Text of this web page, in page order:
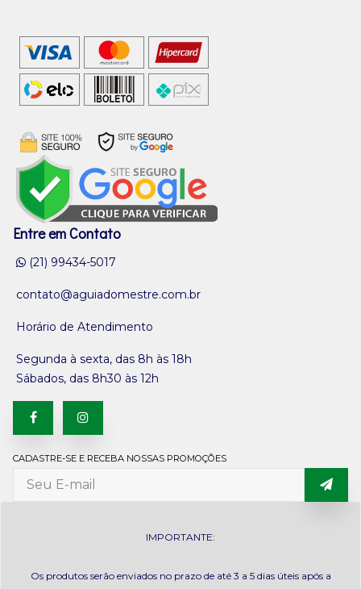
Entre em Contato
(21) 99434-5017
contato@aguiadomestre.com.br
Horário de Atendimento
Segunda à sexta, das 8h às 18h
Sábados, das 8h30 às 12h
CADASTRE-SE E RECEBA NOSSAS PROMOÇÕES
IMPORTANTE:
Os produtos serão enviados no prazo de até 3 a 5 dias úteis após a